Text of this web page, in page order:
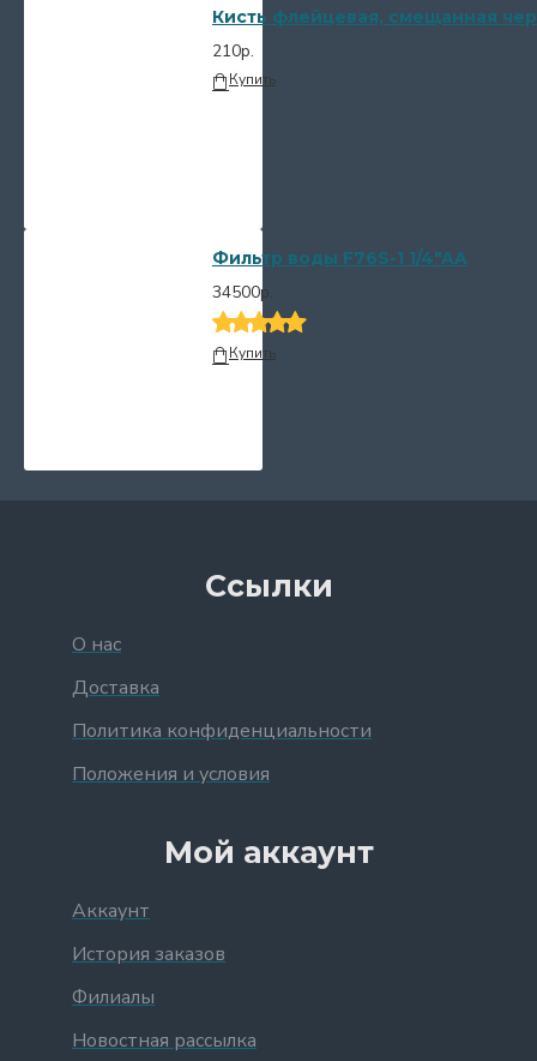
Кисть флейцевая, смещанная
210р.
Купить
Фильтр воды F76S-1 1/4"AA
34500р.
Купить
Ссылки
О нас
Доставка
Политика конфиденциальности
Положения и условия
Мой аккаунт
Аккаунт
История заказов
Филиалы
Новостная рассылка